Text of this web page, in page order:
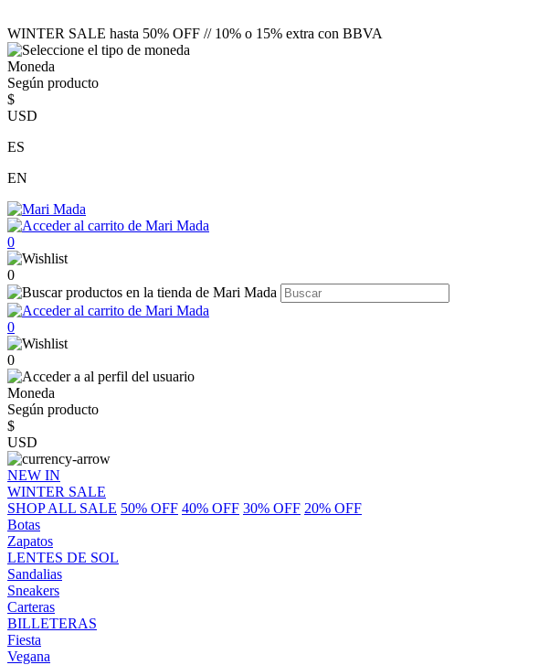
WINTER SALE hasta 50% OFF // 10% o 15% extra con BBVA
Moneda
Según producto
$
USD
ES
EN
0
0
0
0
Moneda
Según producto
$
USD
NEW IN
WINTER SALE
SHOP ALL SALE 50% OFF 40% OFF 30% OFF 20% OFF
Botas
Zapatos
LENTES DE SOL
Sandalias
Sneakers
Carteras
BILLETERAS
Fiesta
Vegana